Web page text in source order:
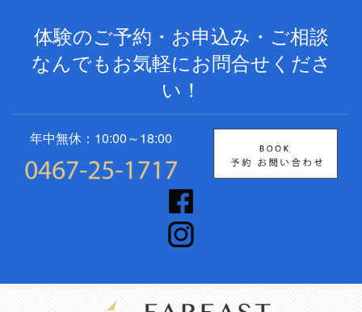
体験のご予約・お申込み・ご相談
なんでもお気軽にお問合せくださ
い！
年中無休：10:00～18:00